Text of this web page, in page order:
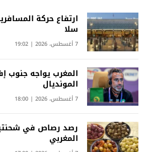
ارتفاع حركة
سلا
7 أغسطس، 2026 | 19:02
المغرب يواجه جنوب
المونديال
7 أغسطس، 2026 | 18:00
رصد رصاص في
المغربي